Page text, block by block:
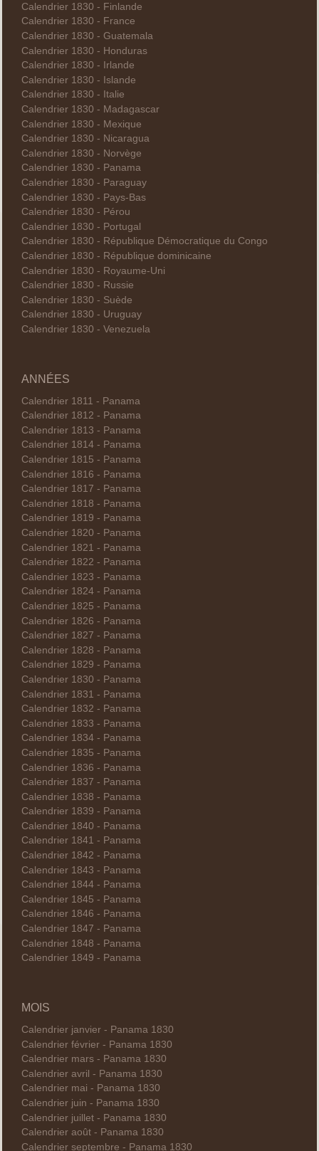
Calendrier 1830 - Finlande
Calendrier 1830 - France
Calendrier 1830 - Guatemala
Calendrier 1830 - Honduras
Calendrier 1830 - Irlande
Calendrier 1830 - Islande
Calendrier 1830 - Italie
Calendrier 1830 - Madagascar
Calendrier 1830 - Mexique
Calendrier 1830 - Nicaragua
Calendrier 1830 - Norvège
Calendrier 1830 - Panama
Calendrier 1830 - Paraguay
Calendrier 1830 - Pays-Bas
Calendrier 1830 - Pérou
Calendrier 1830 - Portugal
Calendrier 1830 - République Démocratique du Congo
Calendrier 1830 - République dominicaine
Calendrier 1830 - Royaume-Uni
Calendrier 1830 - Russie
Calendrier 1830 - Suède
Calendrier 1830 - Uruguay
Calendrier 1830 - Venezuela
ANNÉES
Calendrier 1811 - Panama
Calendrier 1812 - Panama
Calendrier 1813 - Panama
Calendrier 1814 - Panama
Calendrier 1815 - Panama
Calendrier 1816 - Panama
Calendrier 1817 - Panama
Calendrier 1818 - Panama
Calendrier 1819 - Panama
Calendrier 1820 - Panama
Calendrier 1821 - Panama
Calendrier 1822 - Panama
Calendrier 1823 - Panama
Calendrier 1824 - Panama
Calendrier 1825 - Panama
Calendrier 1826 - Panama
Calendrier 1827 - Panama
Calendrier 1828 - Panama
Calendrier 1829 - Panama
Calendrier 1830 - Panama
Calendrier 1831 - Panama
Calendrier 1832 - Panama
Calendrier 1833 - Panama
Calendrier 1834 - Panama
Calendrier 1835 - Panama
Calendrier 1836 - Panama
Calendrier 1837 - Panama
Calendrier 1838 - Panama
Calendrier 1839 - Panama
Calendrier 1840 - Panama
Calendrier 1841 - Panama
Calendrier 1842 - Panama
Calendrier 1843 - Panama
Calendrier 1844 - Panama
Calendrier 1845 - Panama
Calendrier 1846 - Panama
Calendrier 1847 - Panama
Calendrier 1848 - Panama
Calendrier 1849 - Panama
MOIS
Calendrier janvier - Panama 1830
Calendrier février - Panama 1830
Calendrier mars - Panama 1830
Calendrier avril - Panama 1830
Calendrier mai - Panama 1830
Calendrier juin - Panama 1830
Calendrier juillet - Panama 1830
Calendrier août - Panama 1830
Calendrier septembre - Panama 1830